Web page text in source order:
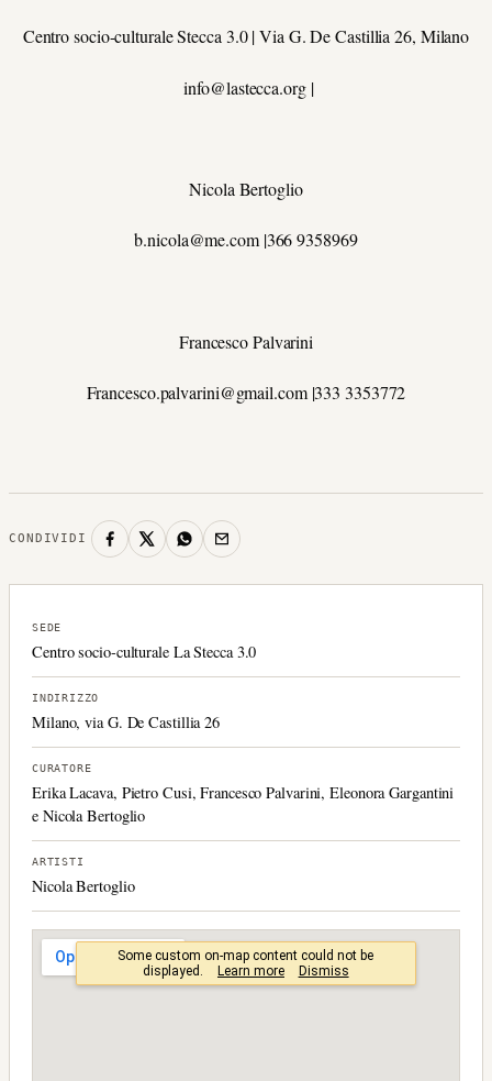
Centro socio-culturale Stecca 3.0 | Via G. De Castillia 26, Milano
info@lastecca.org |
Nicola Bertoglio
b.nicola@me.com |366 9358969
Francesco Palvarini
Francesco.palvarini@gmail.com |333 3353772
CONDIVIDI
SEDE
Centro socio-culturale La Stecca 3.0
INDIRIZZO
Milano, via G. De Castillia 26
CURATORE
Erika Lacava, Pietro Cusi, Francesco Palvarini, Eleonora Gargantini
e Nicola Bertoglio
ARTISTI
Nicola Bertoglio